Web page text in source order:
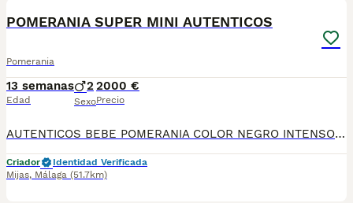
POMERANIA SUPER MINI AUTENTICOS
Pomerania
13 semanas
Edad
2
Sexo
2000 €
Precio
AUTENTICOS BEBE POMERANIA COLOR NEGRO INTENSO Y SIN MARCAS, DESCENDIENTE DE CAMPEONES Y MULTICAMPEONES, TAMAÑO SUPER MINI, LOS MAS PEQUEÑOS Y PELUDITOS, CHATITOS, CALIDAD TOP. PADRES IMPORTADOS DE LOS MEJORES CRIADORES DEL MUNDO. PRECIO ESPECIAL RESERVANDO AHORA PARA ENTREGAR EN JULIO. MAS INFO POR WHATSAPP AL 633724800
Criador
Identidad Verificada
Mijas, Málaga (51.7km)